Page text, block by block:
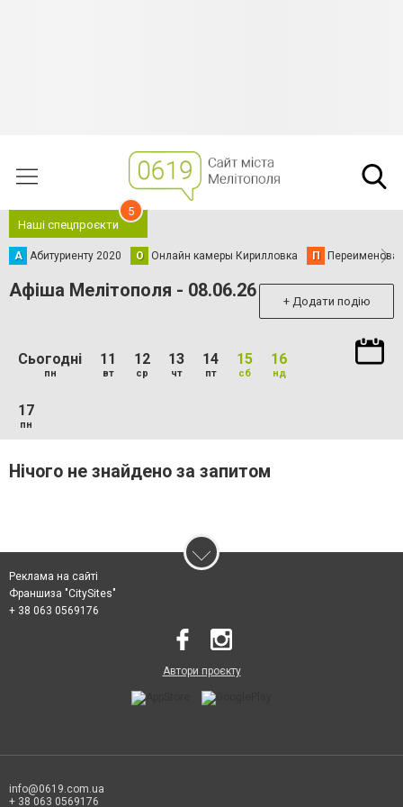
Наші спецпроєкти
5
А Абитуриенту 2020 О Онлайн камеры Кирилловка П
Афіша Мелітополя - 08.06.26 + Додати подію
Сьогодні
пн
11
вт
12
ср
13
чт
14
пт
15
сб
16
нд
17
пн
Нічого не знайдено за запитом
Реклама на сайті
Франшиза "CitySites"
+ 38 063 0569176
Автори проєкту
info@0619.com.ua
+ 38 063 0569176